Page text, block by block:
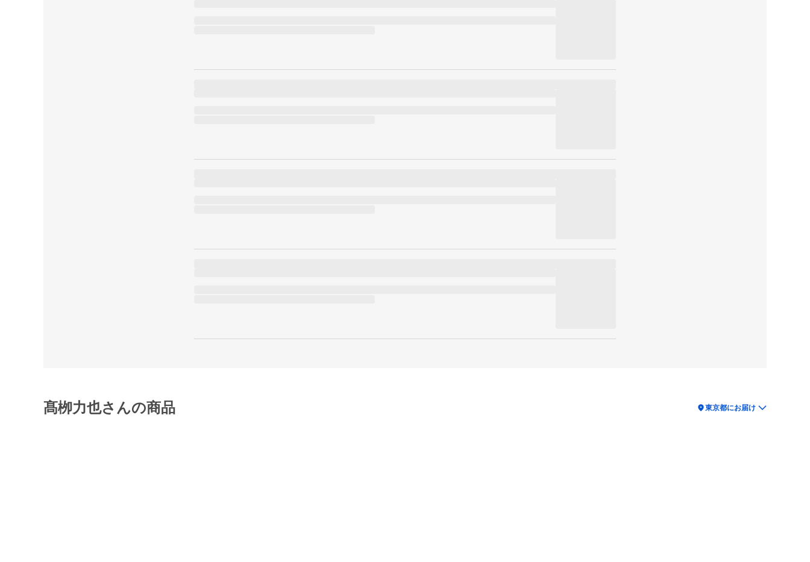
髙栁力也さんの商品 location_on東京都にお届け